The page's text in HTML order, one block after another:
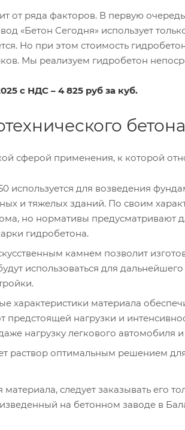
от ряда факторов. В первую
«Бетон Сегодня» использует
Но при этом стоимость
Мы реализуем гидробетон
с НДС – 4 825 руб за куб.
сферой применения, к которой
для возведения
и тяжелых зданий. По своим
но нормативы предусматривают
гидробетона.
камнем позволит
использоваться для
характеристики материала
предстоящей нагрузки и
нагрузку легкового автомобиля и
раствор оптимальным решением для
следует заказывать его
на бетонном заводе в